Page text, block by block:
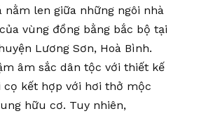
nằm len giữa những ngôi nhà
vùng đồng bằng bắc bộ tại
Lương Sơn, Hoà Bình.
âm sắc dân tộc với thiết kế
cọ kết hợp với hơi thở mộc
hữu cơ. Tuy nhiên,